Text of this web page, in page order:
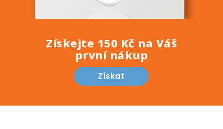
Získejte 150 Kč na Váš
první nákup
Získat